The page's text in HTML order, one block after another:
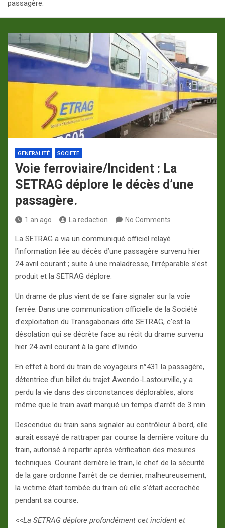
passagère.
GENERALITÉ SOCIETE
Voie ferroviaire/Incident : La
SETRAG déplore le décès d’une
passagère.
1 an ago La redaction No Comments
La SETRAG a via un communiqué officiel relayé
l’information liée au décès d’une passagère survenu hier
24 avril courant ; suite à une maladresse, l’irréparable s’est
produit et la SETRAG déplore.
Un drame de plus vient de se faire signaler sur la voie
ferrée. Dans une communication officielle de la Société
d’exploitation du Transgabonais dite SETRAG, c’est la
désolation qui se décrète face au récit du drame survenu
hier 24 avril courant à la gare d’Ivindo.
En effet à bord du train de voyageurs n°431 la passagère,
détentrice d’un billet du trajet Awendo-Lastourville, y a
perdu la vie dans des circonstances déplorables, alors
même que le train avait marqué un temps d’arrêt de 3 min.
Descendue du train sans signaler au contrôleur à bord, elle
aurait essayé de rattraper par course la dernière voiture du
train, autorisé à repartir après vérification des mesures
techniques. Courant derrière le train, le chef de la sécurité
de la gare ordonne l’arrêt de ce dernier, malheureusement,
la victime était tombée du train où elle s’était accrochée
pendant sa course.
<<La SETRAG déplore profondément cet incident et
pa